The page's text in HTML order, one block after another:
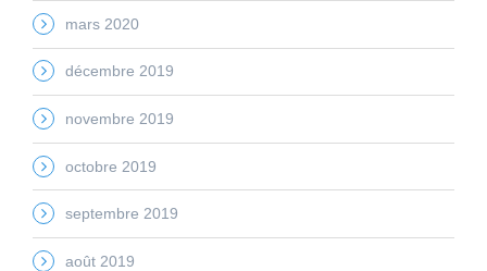
mars 2020
décembre 2019
novembre 2019
octobre 2019
septembre 2019
août 2019